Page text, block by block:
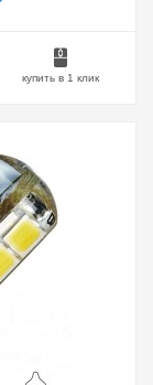
купить в 1 клик